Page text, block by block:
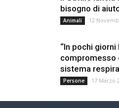
bisogno di
Animali 12
“In pochi
compromesso
sistema
Persone 17 Marzo